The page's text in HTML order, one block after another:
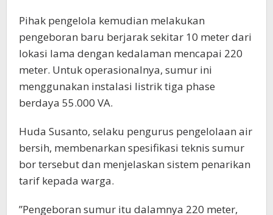
​Pihak pengelola kemudian melakukan
pengeboran baru berjarak sekitar 10 meter dari
lokasi lama dengan kedalaman mencapai 220
meter. Untuk operasionalnya, sumur ini
menggunakan instalasi listrik tiga phase
berdaya 55.000 VA.
​Huda Susanto, selaku pengurus pengelolaan air
bersih, membenarkan spesifikasi teknis sumur
bor tersebut dan menjelaskan sistem penarikan
tarif kepada warga.
​”Pengeboran sumur itu dalamnya 220 meter,